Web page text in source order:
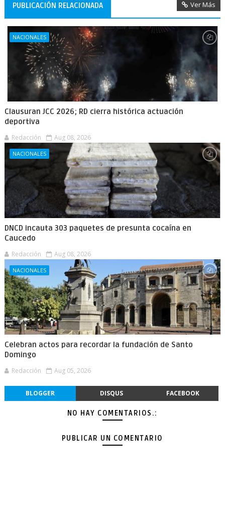
PUBLICACIÓN RELACIONADA Ver Más
NACIONALES
Clausuran JCC 2026; RD cierra histórica actuación
deportiva
Redacción Aug 08, 2026
NACIONALES
DNCD incauta 303 paquetes de presunta cocaína en
Caucedo
Redacción Aug 08, 2026
NACIONALES
Celebran actos para recordar la fundación de Santo
Domingo
Redacción Aug 05, 2026
BLOGGER DISQUS FACEBOOK
NO HAY COMENTARIOS.:
PUBLICAR UN COMENTARIO